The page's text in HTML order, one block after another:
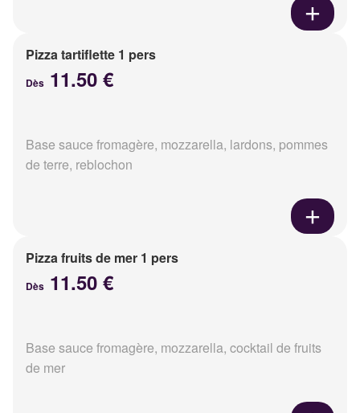
Pizza tartiflette 1 pers
Dès 11.50 €
Base sauce fromagère, mozzarella, lardons, pommes
de terre, reblochon
Pizza fruits de mer 1 pers
Dès 11.50 €
Base sauce fromagère, mozzarella, cocktail de fruits
de mer